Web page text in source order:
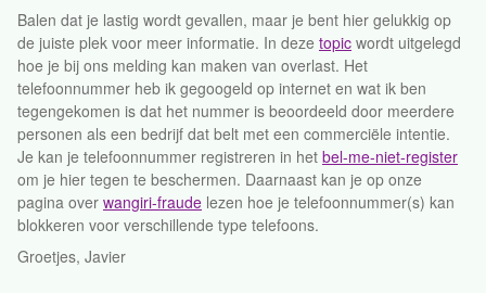
Balen dat je lastig wordt gevallen, maar je bent hier gelukkig op
de juiste plek voor meer informatie. In deze topic wordt uitgelegd
hoe je bij ons melding kan maken van overlast. Het
telefoonnummer heb ik gegoogeld op internet en wat ik ben
tegengekomen is dat het nummer is beoordeeld door meerdere
personen als een bedrijf dat belt met een commerciële intentie.
Je kan je telefoonnummer registreren in het bel-me-niet-register
om je hier tegen te beschermen. Daarnaast kan je op onze
pagina over wangiri-fraude lezen hoe je telefoonnummer(s) kan
blokkeren voor verschillende type telefoons.
Groetjes, Javier